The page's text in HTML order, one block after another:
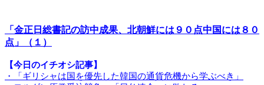
「金正日総書記の訪中成果、北朝鮮には９０点中国には８０
点」（１）
【今日のイチオシ記事】
・「ギリシャは国を優先した韓国の通貨危機から学ぶべき」